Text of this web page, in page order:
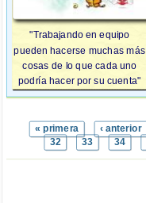
"Trabajando en equipo
pueden hacerse muchas más
cosas de lo que cada uno
podría hacer por su cuenta"
« primera ‹ anterior
32 33 34